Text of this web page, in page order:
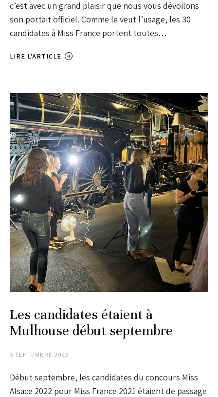
c’est avec un grand plaisir que nous vous dévoilons
son portait officiel. Comme le veut l’usage, les 30
candidates à Miss France portent toutes…
LIRE L'ARTICLE
Les candidates étaient à
Mulhouse début septembre
5 SEPTEMBRE 2022
Début septembre, les candidates du concours Miss
Alsace 2022 pour Miss France 2021 étaient de passage